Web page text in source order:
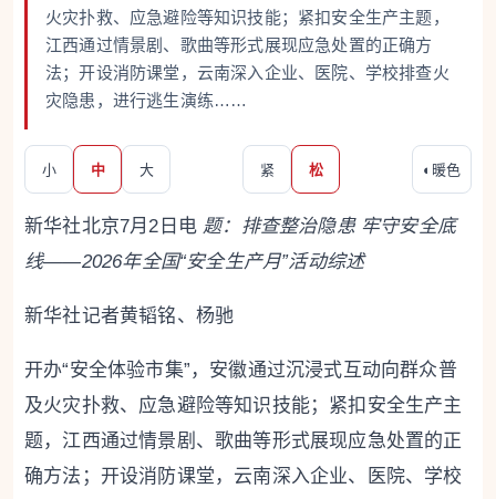
火灾扑救、应急避险等知识技能；紧扣安全生产主题，
江西通过情景剧、歌曲等形式展现应急处置的正确方
法；开设消防课堂，云南深入企业、医院、学校排查火
灾隐患，进行逃生演练……
小 中 大 紧 松 ◐ 暖色
新华社北京7月2日电 题：排查整治隐患 牢守安全底
线——2026年全国“安全生产月”活动综述
新华社记者黄韬铭、杨驰
开办“安全体验市集”，安徽通过沉浸式互动向群众普
及火灾扑救、应急避险等知识技能；紧扣安全生产主
题，江西通过情景剧、歌曲等形式展现应急处置的正
确方法；开设消防课堂，云南深入企业、医院、学校